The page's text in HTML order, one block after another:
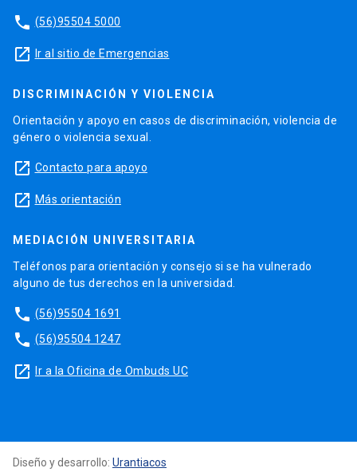
phone (56)95504 5000
launch Ir al sitio de Emergencias
DISCRIMINACIÓN Y VIOLENCIA
Orientación y apoyo en casos de discriminación, violencia de
género o violencia sexual.
launch Contacto para apoyo
launch Más orientación
MEDIACIÓN UNIVERSITARIA
Teléfonos para orientación y consejo si se ha vulnerado
alguno de tus derechos en la universidad.
phone (56)95504 1691
phone (56)95504 1247
launch Ir a la Oficina de Ombuds UC
Diseño y desarrollo: Urantiacos